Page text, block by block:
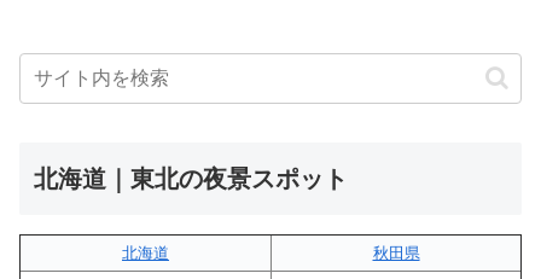
北海道｜東北の夜景スポット
北海道
秋田県